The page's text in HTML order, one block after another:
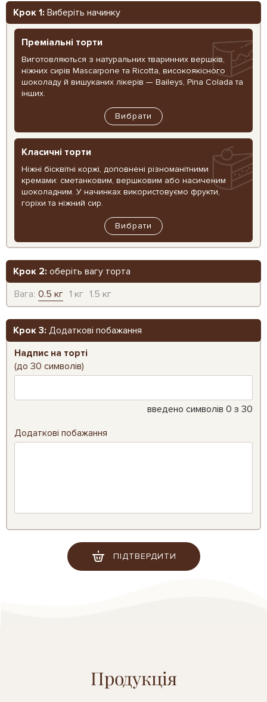
Крок 1: Виберіть начинку
Преміальні торти
Виготовляються з натуральних тваринних вершків,
ніжних сирів Mascarpone та Ricotta, високоякісного
шоколаду й вишуканих лікерів — Baileys, Pina Colada та
інших.
Вибрати
Класичні торти
Ніжні бісквітні коржі, доповнені різноманітними
кремами: сметанковим, вершковим або насиченим
шоколадним. У начинках використовуємо фрукти,
горіхи та ніжний сир.
Вибрати
Крок 2: оберіть вагу торта
Вага: 0.5 кг 1 кг 1.5 кг
Крок 3: Додаткові побажання
Надпис на торті
(до 30 символів)
введено символів 0 з 30
Додаткові побажання
ПІДТВЕРДИТИ
Продукція